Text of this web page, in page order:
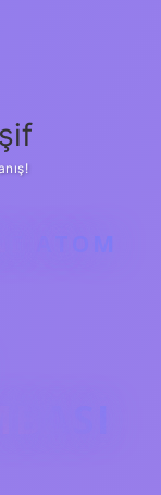
ATOM